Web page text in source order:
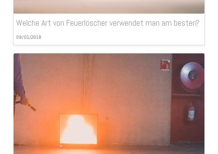
Welche Art von Feuerlöscher verwendet man am besten?
08/01/2018